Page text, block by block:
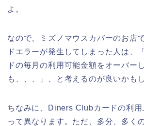
よ。
なので、ミズノマウスカバーのお店
ドエラーが発生してしまった人は、
ドの毎月の利用可能金額をオーバー
も、、、」、と考えるのが良いかも
ちなみに、Diners Clubカードの利用
って異なります。ただ、多分、多く